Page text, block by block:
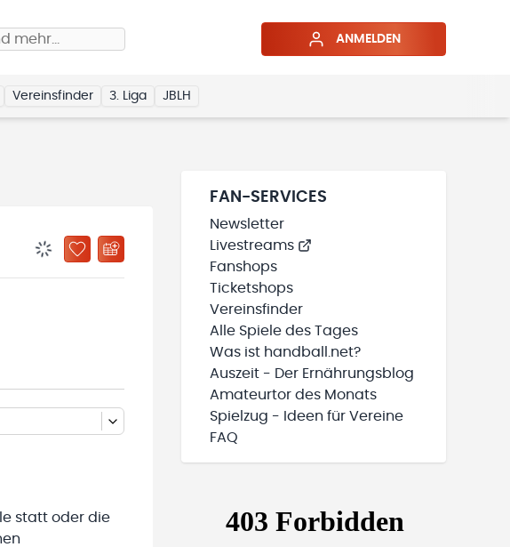
mehr… ANMELDEN
Vereinsfinder 3. Liga JBLH
BENACHRICHTIGUNGSSTATUS WIRD GELADEN
ZU „MEINE TEAMS“ HINZUFÜGEN
statt oder die
FAN-SERVICES
Newsletter
Livestreams
Fanshops
Ticketshops
Vereinsfinder
Alle Spiele des Tages
Was ist handball.net?
Auszeit - Der Ernährungsblog
Amateurtor des Monats
Spielzug - Ideen für Vereine
FAQ